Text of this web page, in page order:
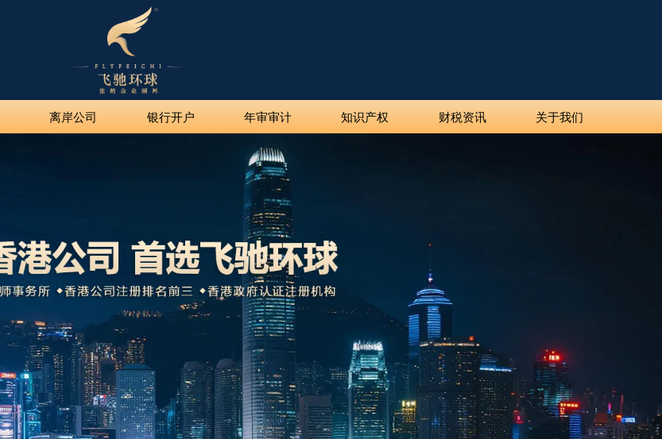
离岸公司 银行开户 年审审计 知识产权 财税资讯 关于我们